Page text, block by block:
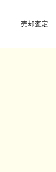
売却査定